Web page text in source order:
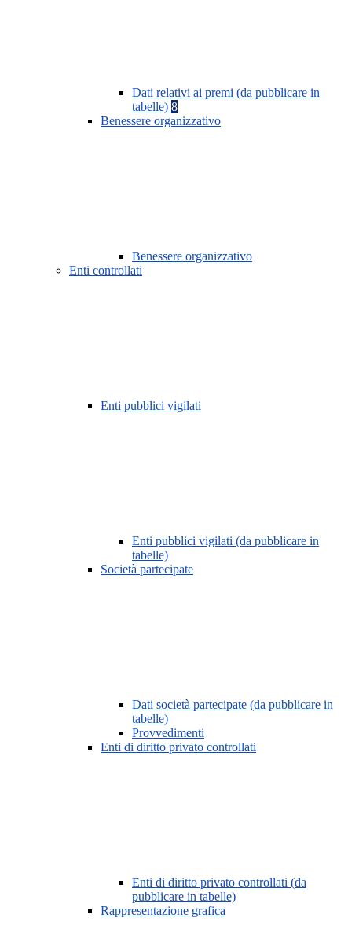
Dati relativi ai premi (da pubblicare in
tabelle) 8
Benessere organizzativo
Benessere organizzativo
Enti controllati
Enti pubblici vigilati
Enti pubblici vigilati (da pubblicare in
tabelle)
Società partecipate
Dati società partecipate (da pubblicare in
tabelle)
Provvedimenti
Enti di diritto privato controllati
Enti di diritto privato controllati (da
pubblicare in tabelle)
Rappresentazione grafica